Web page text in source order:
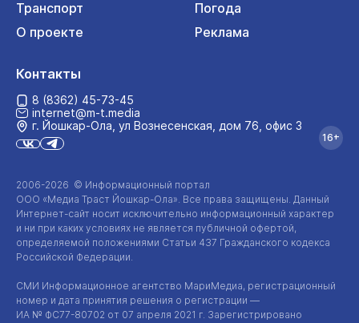
Транспорт
Погода
О проекте
Реклама
2006-2026 © Информационный портал
ООО «Медиа Траст Йошкар-Ола». Все права защищены. Данный
Интернет-сайт носит исключительно информационный характер
и ни при каких условиях не является публичной офертой,
определяемой положениями Статьи 437 Гражданского кодекса
Российской Федерации.
СМИ Информационное агентство МариМедиа, регистрационный
номер и дата принятия решения о регистрации —
ИА № ФС77-80702 от 07 апреля 2021 г. Зарегистрировано
Контакты
8 (8362) 45-73-45
internet@m-t.media
г. Йошкар‑Ола, ул Вознесенская, дом 76, офис 3
16+